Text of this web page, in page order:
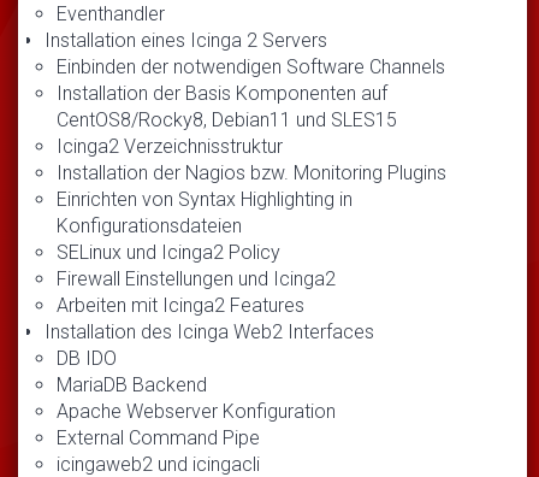
Eventhandler
Installation eines Icinga 2 Servers
Einbinden der notwendigen Software Channels
Installation der Basis Komponenten auf
CentOS8/Rocky8, Debian11 und SLES15
Icinga2 Verzeichnisstruktur
Installation der Nagios bzw. Monitoring Plugins
Einrichten von Syntax Highlighting in
Konfigurationsdateien
SELinux und Icinga2 Policy
Firewall Einstellungen und Icinga2
Arbeiten mit Icinga2 Features
Installation des Icinga Web2 Interfaces
DB IDO
MariaDB Backend
Apache Webserver Konfiguration
External Command Pipe
icingaweb2 und icingacli